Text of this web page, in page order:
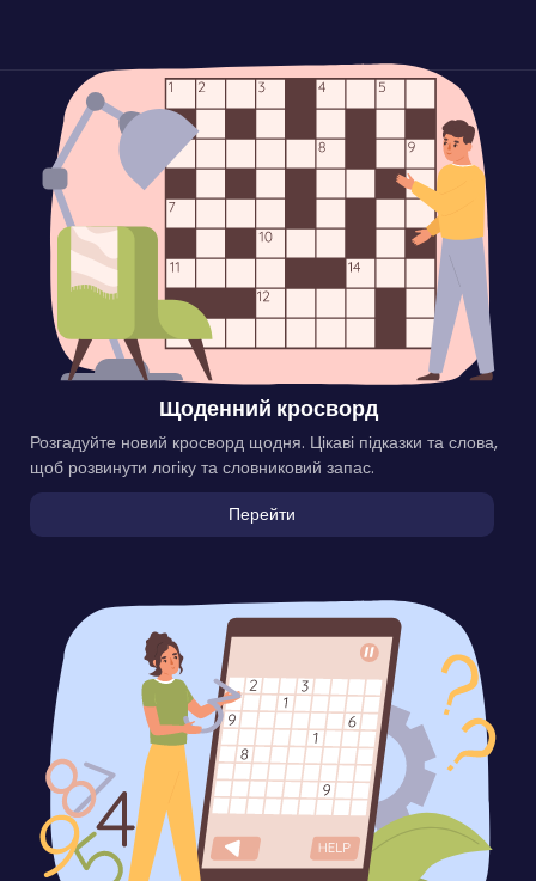
Щоденний кросворд
Розгадуйте новий кросворд щодня. Цікаві підказки та слова,
щоб розвинути логіку та словниковий запас.
Перейти